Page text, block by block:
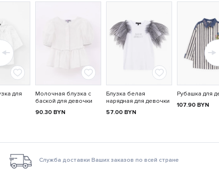
для
Молочная блузка с
баской для девочки
90.30 BYN
Блузка белая
нарядная для девочки
57.00 BYN
Рубашка для
107.90 BYN
Служба доставки Ваших заказов по всей стране